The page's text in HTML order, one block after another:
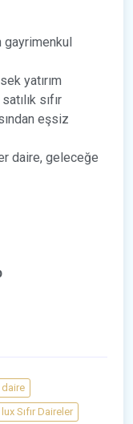
gayrimenkul
yatırım
sıfır
eşsiz
daire, geleceğe
daire
Sıfır Daireler